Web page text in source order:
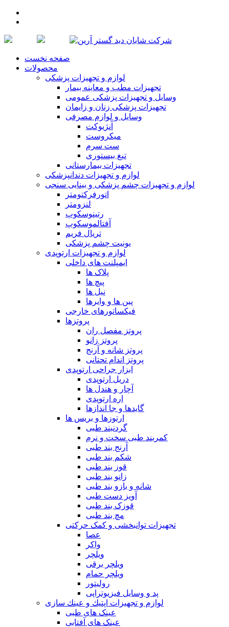
صفحه نخست
محصولات
لوازم و تجهیزات پزشكی
تجهیزات مطب و معاینه بیمار
وسایل و تجهیزات پزشکی عمومی
تجهیزات پزشکی زنان و زایمان
وسایل و لوازم مصرفی
آنژیوکت
میکروست
ست سرم
تیغ بیستوری
تجهیزات بیمارستانی
لوازم و تجهیزات دندانپزشکی
لوازم و تجهیزات چشم پزشكی و بینایی سنجی
اتورفرکتومتر
لنزومتر
رتینوسکوپ
آفتالموسکوپ
تریال فریم
یونیت چشم پزشکی
لوازم و تجهیزات ارتوپدی
ایمپلنت های داخلی
پلاک ها
پیچ ها
نیل ها
پین ها و وایرها
فیکساتورهای خارجی
پروتزها
پروتز مفصل ران
پروتز زانو
پروتز شانه و آرنج
پروتز اندام تحتانی
ابزار جراحی ارتوپدی
دریل ارتوپدی
آچار و هندل ها
اره ارتوپدی
گایدها و جا اندازها
ارتوزها و بریس ها
گردنبند طبی
کمربند طبی سخت و نرم
آرنج بند طبی
شکم بند طبی
قوز بند طبی
زانو بند طبی
شانه و بازو بند طبی
آویز دست طبی
قوزک بند طبی
مچ بند طبی
تجهیزات توانبخشی و کمک حرکتی
عصا
واکر
ویلچر
ویلچر برقی
ویلچر حمام
رولیتور
پد و وسایل فیزیوتراپی
لوازم و تجهیزات اپتيك و عينك سازی
عینک های طبی
عینک های آفتابی